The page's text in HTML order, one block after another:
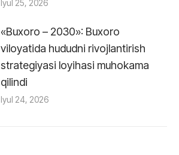
Iyul 25, 2026
«Buxoro – 2030»: Buxoro
viloyatida hududni rivojlantirish
strategiyasi loyihasi muhokama
qilindi
Iyul 24, 2026